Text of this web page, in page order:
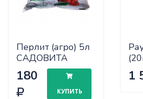
Перлит (агро) 5л
САДОВИТА
х10/300
180
КУПИТЬ
1